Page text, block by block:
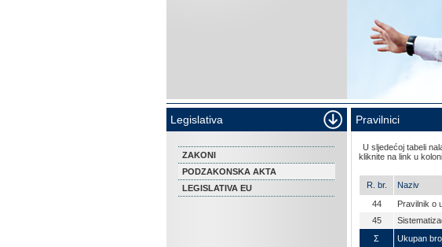
Legislativa
ZAKONI
PODZAKONSKA AKTA
LEGISLATIVA EU
Pravilnici
U sljedećoj tabeli
kliknite na link u
R. br. Naziv
44
Pravilnik o
45
Σ
Ukupan